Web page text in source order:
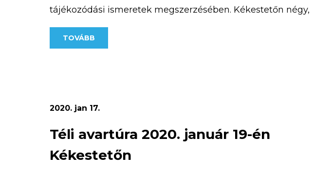
tájékozódási ismeretek megszerzésében. Kékestetőn négy,
különböző nehézségű MapRun pálya érhető el. A
kivitelezésnél egyik fő szempont volt, hogy olyan
TOVÁBB
2020. jan 17.
Téli avartúra 2020. január 19-én
Kékestetőn